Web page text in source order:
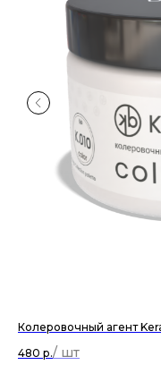
Колеровочный агент
480 р.